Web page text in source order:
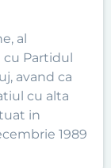
al
cu Partidul
avand ca
cu alta
in
1989